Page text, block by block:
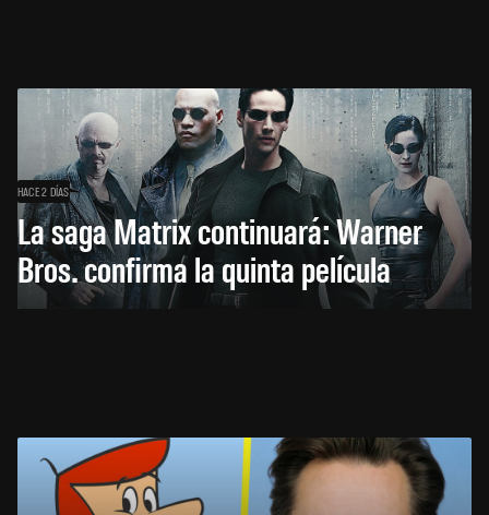
HACE 2 DÍAS
La saga Matrix continuará: Warner
Bros. confirma la quinta película